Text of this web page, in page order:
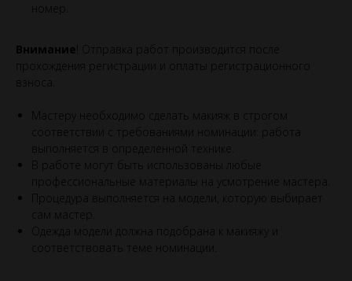
Внимание ! Отправка работ производится после
прохождения регистрации и оплаты регистрационного
Мастеру необходимо сделать макияж в строгом
соответствии с требованиями номинации: работа
выполняется в определенной технике.
В работе могут быть использованы любые
профессиональные материалы на усмотрение мастера.
Процедура выполняется на модели, которую выбирает
сам мастер.
соответствовать теме номинации.